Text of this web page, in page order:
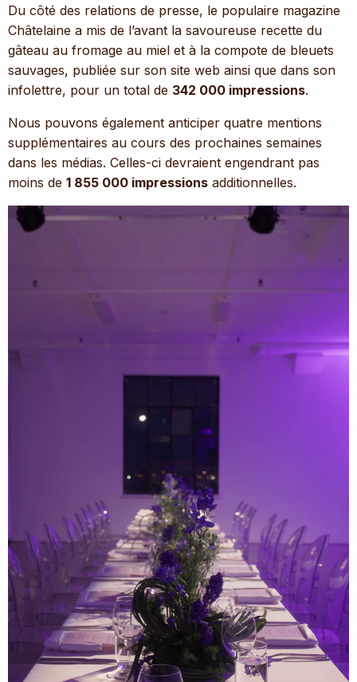
Du côté des relations de presse, le populaire magazine
Châtelaine a mis de l’avant la savoureuse recette du
gâteau au fromage au miel et à la compote de bleuets
sauvages, publiée sur son site web ainsi que dans son
infolettre, pour un total de 342 000 impressions.
Nous pouvons également anticiper quatre mentions
supplémentaires au cours des prochaines semaines
dans les médias. Celles-ci devraient engendrant pas
moins de 1 855 000 impressions additionnelles.